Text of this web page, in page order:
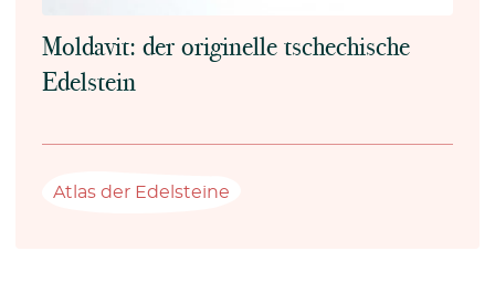
Moldavit: der originelle tschechische
Edelstein
Atlas der Edelsteine